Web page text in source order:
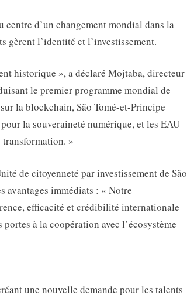
d’un changement mondial dans la
gèrent l’identité et l’investissement.
historique », a déclaré Mojtaba, directeur
le premier programme mondial de
la blockchain, São Tomé-et-Principe
la souveraineté numérique, et les EAU
»
de citoyenneté par investissement de São
avantages immédiats : « Notre
efficacité et crédibilité internationale
à la coopération avec l’écosystème
une nouvelle demande pour les talents